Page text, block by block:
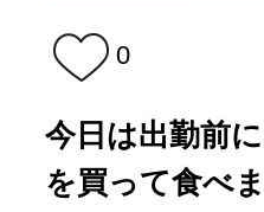
0
今日は出勤前
を買って食べ